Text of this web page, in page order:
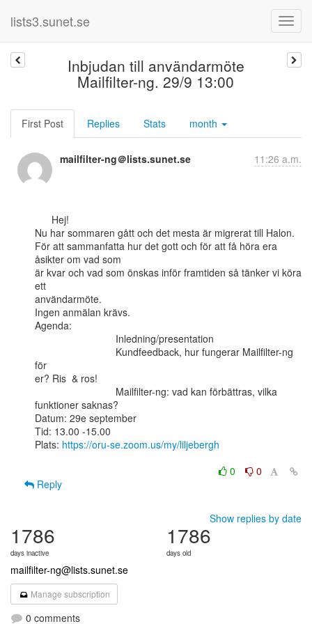
lists3.sunet.se
Inbjudan till användarmöte
Mailfilter-ng. 29/9 13:00
First Post Replies Stats month
mailfilter-ng＠lists.sunet.se 11:26 a.m.
Nu har sommaren gått och det mesta är migrerat till Halon.
För att sammanfatta hur det gott och för att få höra era
åsikter om vad som
är kvar och vad som önskas inför framtiden så tänker vi köra
ett
användarmöte.
Ingen anmälan krävs.
Agenda:
för
er? Ris  & ros!
funktioner saknas?
Datum: 29e september
Tid: 13.00 -15.00
Plats: https://oru-se.zoom.us/my/liljebergh
0
0
Reply
Show replies by date
1786
days inactive
1786
days old
mailfilter-ng@lists.sunet.se
Manage subscription
0 comments